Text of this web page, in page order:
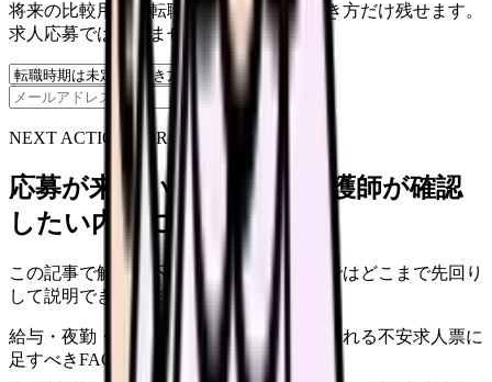
将来の比較用に、転職時期と気になる働き方だけ残せます。
求人応募ではありません。
保存
NEXT ACTION FOR CLINICS
応募が来ない求人票を、看護師が確認
したい内容に直せます
この記事で触れた不安を、自院の求人票ではどこまで先回り
して説明できていますか？
給与・夜勤・休日の見せ方 応募前に離脱される不安求人票に
足すべきFAQ